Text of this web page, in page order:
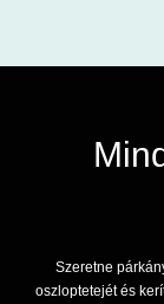
Szeretne
oszloptetejét és